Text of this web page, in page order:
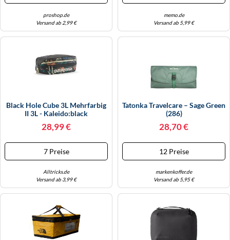
proshop.de
Versand ab 2,99 €
memo.de
Versand ab 5,99 €
Black Hole Cube 3L Mehrfarbig
II 3L - Kaleido:black
28,99 €
7 Preise
Alltricks.de
Versand ab 3,99 €
Tatonka Travelcare – Sage Green
(286)
28,70 €
12 Preise
markenkoffer.de
Versand ab 5,95 €